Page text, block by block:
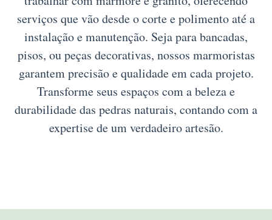
serviços que vão desde o corte e polimento até a
instalação e manutenção. Seja para bancadas,
pisos, ou peças decorativas, nossos marmoristas
garantem precisão e qualidade em cada projeto.
Transforme seus espaços com a beleza e
durabilidade das pedras naturais, contando com a
expertise de um verdadeiro artesão.